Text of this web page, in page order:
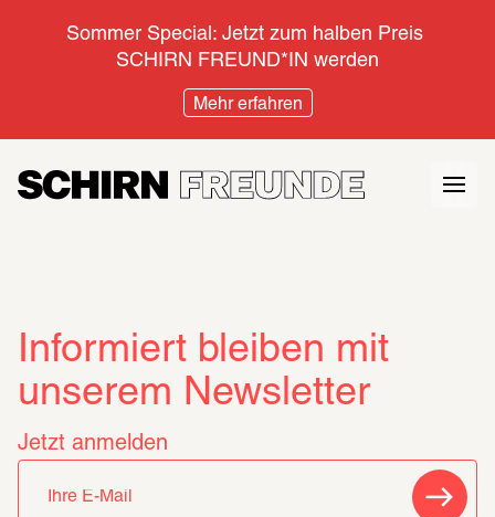
Sommer Special: Jetzt zum halben Preis
SCHIRN FREUND*IN werden
Mehr erfahren
Informiert bleiben mit
unserem Newsletter
Jetzt anmelden